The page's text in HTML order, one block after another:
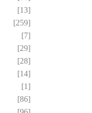
[13]
[259]
[7]
[29]
[28]
[14]
[1]
[86]